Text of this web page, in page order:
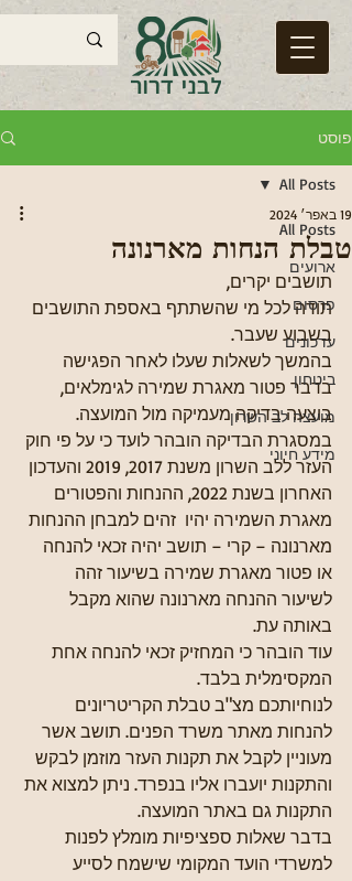
פוסט
All Posts
ארועים
פרסום
עדכונים
ביטחון
מועצה לב השרון
מידע חיוני
All Posts
טבלת הנחות מארנונה
19 באפר׳ 2024
תושבים יקרים,
תודה לכל מי שהשתתף באספת התושבים
בשבוע שעבר.
בהמשך לשאלות שעלו לאחר הפגישה
בדבר פטור מאגרת שמירה לגימלאים,
בוצעה בדיקה מעמיקה מול המועצה.
במסגרת הבדיקה הובהר לועד כי על פי חוק
העזר ללב השרון משנת 2017, 2019 והעדכון
האחרון בשנת 2022, ההנחות והפטורים
מאגרת השמירה יהיו  זהים למבחן ההנחות
מארנונה – קרי – תושב יהיה זכאי להנחה
או פטור מאגרת שמירה בשיעור זהה
לשיעור ההנחה מארנונה שהוא מקבל
באותה עת.
עוד הובהר כי המחזיק זכאי להנחה אחת
המקסימלית בלבד.
לנוחיותכם מצ"ב טבלת הקריטריונים
להנחות מאתר משרד הפנים. תושב אשר
מעוניין לקבל את תקנות העזר מוזמן לבקש
והתקנות יועברו אליו בנפרד. ניתן למצוא את
התקנות גם באתר המועצה.
בדבר שאלות ספציפיות מומלץ לפנות
למשרדי הועד המקומי שישמח לסייע